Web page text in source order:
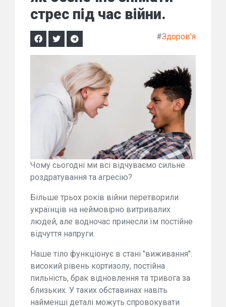
стрес під час війни.
#Здоров'я
Чому сьогодні ми всі відчуваємо сильне
роздратування та агресію?
Більше трьох років війни перетворили
українців на неймовірно витривалих
людей, але водночас принесли їм постійне
відчуття напруги.
Наше тіло функціонує в стані "виживання":
високий рівень кортизолу, постійна
пильність, брак відновлення та тривога за
близьких. У таких обставинах навіть
найменші деталі можуть спровокувати